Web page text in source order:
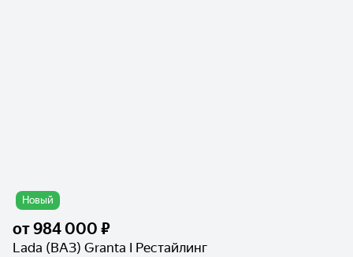
Новый
от984 000 ₽
Lada (ВАЗ) Granta I Рестайлинг